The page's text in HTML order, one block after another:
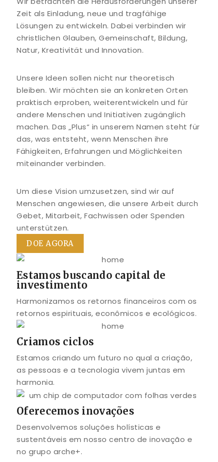
Zeit als Einladung, neue und tragfähige
Lösungen zu entwickeln. Dabei verbinden wir
christlichen Glauben, Gemeinschaft, Bildung,
Natur, Kreativität und Innovation.
Unsere Ideen sollen nicht nur theoretisch
bleiben. Wir möchten sie an konkreten Orten
praktisch erproben, weiterentwickeln und für
andere Menschen und Initiativen zugänglich
machen. Das „Plus“ in unserem Namen steht für
das, was entsteht, wenn Menschen ihre
Fähigkeiten, Erfahrungen und Möglichkeiten
miteinander verbinden.
Um diese Vision umzusetzen, sind wir auf
Menschen angewiesen, die unsere Arbeit durch
Gebet, Mitarbeit, Fachwissen oder Spenden
unterstützen.
DOE AGORA
Estamos buscando capital de
investimento
Harmonizamos os retornos financeiros com os
retornos espirituais, econômicos e ecológicos.
Criamos ciclos
Estamos criando um futuro no qual a criação,
as pessoas e a tecnologia vivem juntas em
harmonia.
Oferecemos inovações
Desenvolvemos soluções holísticas e
sustentáveis em nosso centro de inovação e
no grupo arche+.